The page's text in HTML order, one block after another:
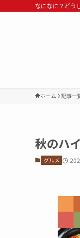
なになに？どう
ホーム 記事一
秋のハ
グルメ